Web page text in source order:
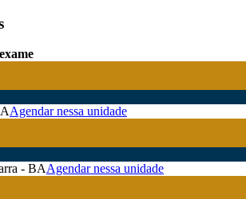
Agendar nessa unidade
- BAAgendar nessa unidade